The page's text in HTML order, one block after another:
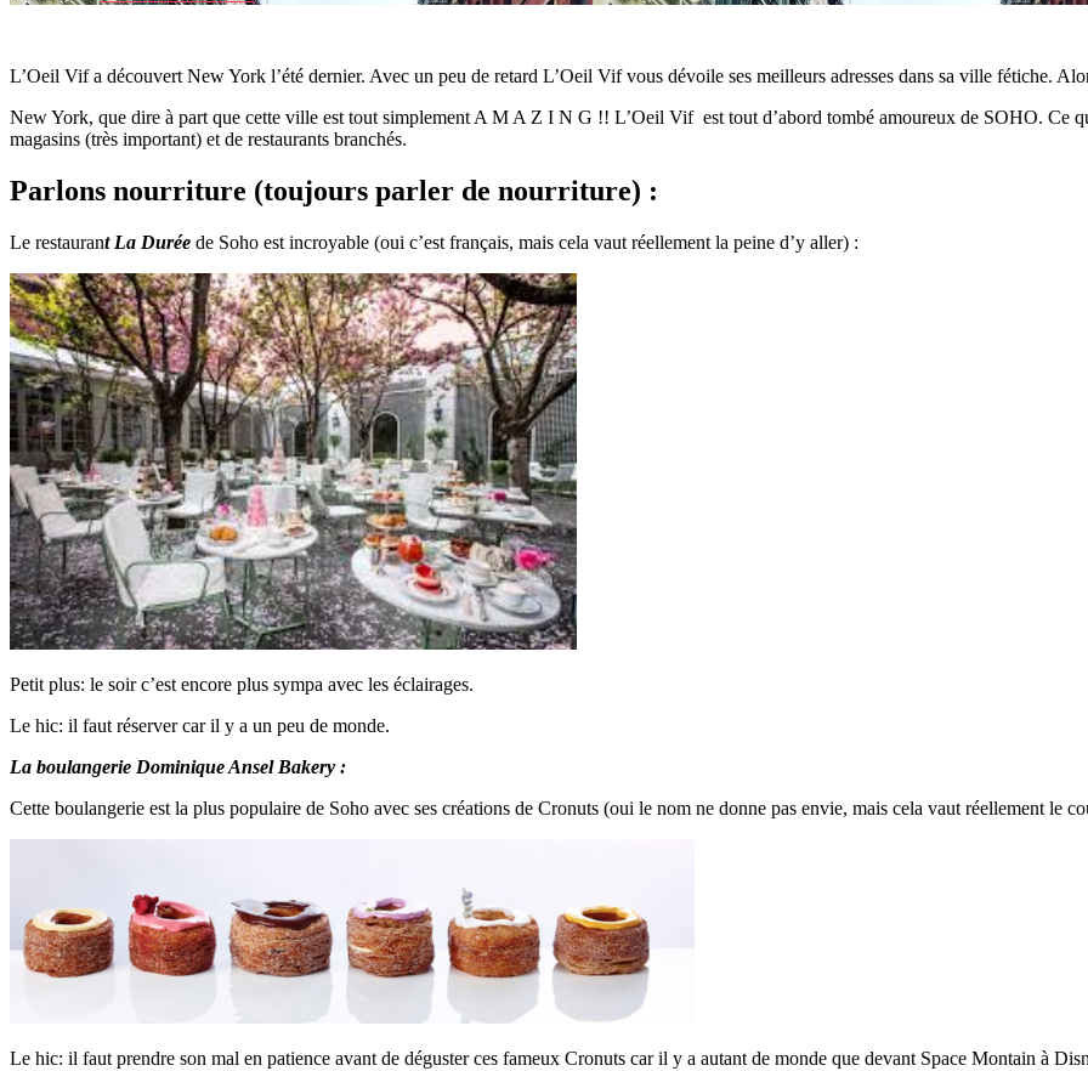
L’Oeil Vif a découvert New York l’été dernier. Avec un peu de retard L’Oeil Vif vous dévoile ses meilleurs adresses dans sa ville fétiche.
New York, que dire à part que cette ville est tout simplement A M A Z I N G !! L’Oeil Vif est tout d’abord tombé amoureux de SOHO. Ce
magasins (très important) et de restaurants branchés.
Parlons nourriture (toujours parler de nourriture) :
Le restaurant La Durée de Soho est incroyable (oui c’est français, mais cela vaut réellement la peine d’y aller) :
Petit plus: le soir c’est encore plus sympa avec les éclairages.
Le hic: il faut réserver car il y a un peu de monde.
La boulangerie Dominique Ansel Bakery :
Cette boulangerie est la plus populaire de Soho avec ses créations de Cronuts (oui le nom ne donne pas envie, mais cela vaut réellement le
Le hic: il faut prendre son mal en patience avant de déguster ces fameux Cronuts car il y a autant de monde que devant Space Montain à